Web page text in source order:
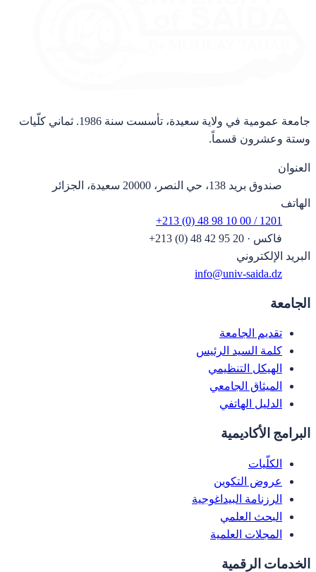
جامعة عمومية في ولاية سعيدة، تأسست سنة 1986. ثماني كلّيات
وستة وعشرون قسماً.
العنوان
صندوق بريد 138، حي النصر، 20000 سعيدة، الجزائر
الهاتف
+213 (0) 48 98 10 00 / 1201
فاكس ·
+213 (0) 48 42 95 20
البريد الإلكتروني
info@univ-saida.dz
الجامعة
تقديم الجامعة
كلمة السيد الرئيس
الهيكل التنظيمي
الميثاق الجامعي
الدليل الهاتفي
البرامج الأكاديمية
الكلّيات
عروض التكوين
الرزنامة البيداغوجية
البحث العلمي
المجلات العلمية
الخدمات الرقمية